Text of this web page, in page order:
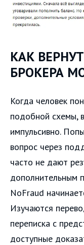
КАК
БРОКЕРА
Когда человек
подобной схемы,
импульсивно.
вопрос через
часто не дают
дополнительным
NoFraud
Изучаются
переписка с
доступные